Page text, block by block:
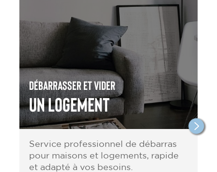
Débarrasser et vider
un Logement
Service professionnel de débarras
pour maisons et logements, rapide
et adapté à vos besoins.